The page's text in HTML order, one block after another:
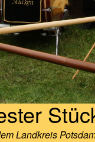
Landkreis